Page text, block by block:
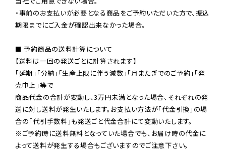
・事前のお支払いが必要となる商品をご予約いただいた方で、振込
期限までにご入金が確認出来なかった場合。
■ 予約商品の送料計算について
【送料は一回の発送ごとに計算されます】
「延期」「分納」「生産上限に伴う減数」「月またぎでのご予約」「発
売中止」等で
商品代金の合計が変動し、3万円未満となった場合、それぞれの発
送に対し送料が発生いたします。お支払い方法が「代金引換」の場
※ご予約時に送料無料となっていた場合でも、お届け時の代金に
よって送料が発生する場合もございますのでご注意下さい。